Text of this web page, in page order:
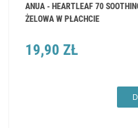
ANUA - HEARTLEAF 70
ŻELOWA W PŁACHCIE
19,90 ZŁ